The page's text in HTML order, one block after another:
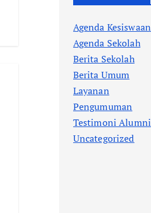
Agenda Kesiswaan
Agenda Sekolah
Berita Sekolah
Berita Umum
Layanan
Pengumuman
Testimoni Alumni
Uncategorized